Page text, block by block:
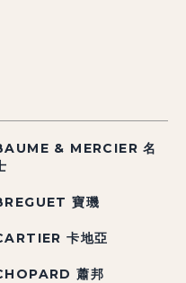
& MERCIER 名
寶璣
卡地亞
蕭邦